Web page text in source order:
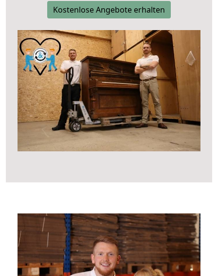
Kostenlose Angebote erhalten